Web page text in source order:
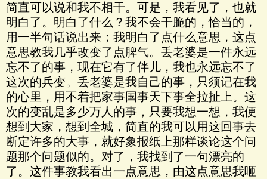
简直可以说和我不相干。可是，我看见了，也就
明白了。明白了什么？我不会干脆的，恰当的，
用一半句话说出来；我明白了点什么意思，这点
意思教我几乎改变了点脾气。丢老婆是一件永远
忘不了的事，现在它有了伴儿，我也永远忘不了
这次的兵变。丢老婆是我自己的事，只须记在我
的心里，用不着把家事国事天下事全拉扯上。这
次的变乱是多少万人的事，只要我想一想，我便
想到大家，想到全城，简直的我可以用这回事去
断定许多的大事，就好象报纸上那样谈论这个问
题那个问题似的。对了，我找到了一句漂亮的
了。这件事教我看出一点意思，由这点意思我咂